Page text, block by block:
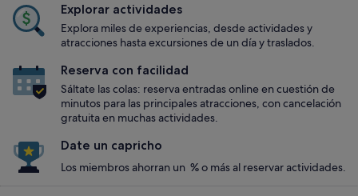
Explorar actividades
Explora miles de experiencias, desde actividades y
atracciones hasta excursiones de un día y traslados.
Reserva con facilidad
Sáltate las colas: reserva entradas online en cuestión de
minutos para las principales atracciones, con cancelación
gratuita en muchas actividades.
Date un capricho
Los miembros ahorran un % o más al reservar actividades.